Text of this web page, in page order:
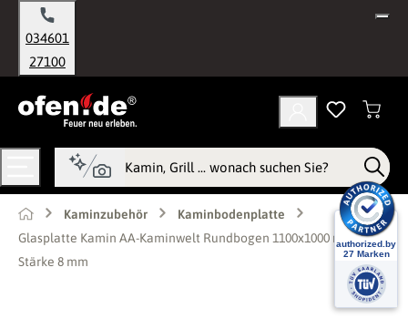
springen
034601
27100
Kaminzubehör
Kaminbodenplatte
Glasplatte Kamin AA-Kaminwelt Rundbogen 1100x1000 mm,
Stärke 8 mm